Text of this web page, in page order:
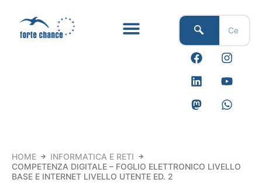
contenuto
F
a
c
e
b
o
I
n
s
t
a
g
L
i
n
k
e
d
Y
o
u
t
u
b
M
a
s
t
o
d
W
h
a
t
s
a
HOME
INFORMATICA E RETI
COMPETENZA DIGITALE – FOGLIO ELETTRONICO LIVELLO
BASE E INTERNET LIVELLO UTENTE ED. 2